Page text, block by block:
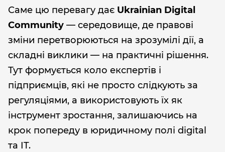
Саме цю перевагу дає Ukrainian Digital
Community — середовище, де правові
зміни перетворюються на зрозумілі дії, а
складні виклики — на практичні рішення.
Тут формується коло експертів і
підприємців, які не просто слідкують за
регуляціями, а використовують їх як
інструмент зростання, залишаючись на
крок попереду в юридичному полі digital
та IT.